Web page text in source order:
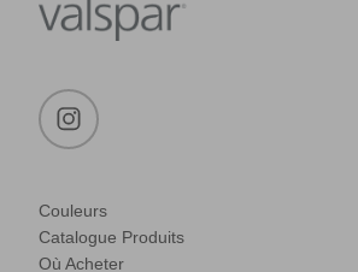
Couleurs
Catalogue Produits
Où Acheter